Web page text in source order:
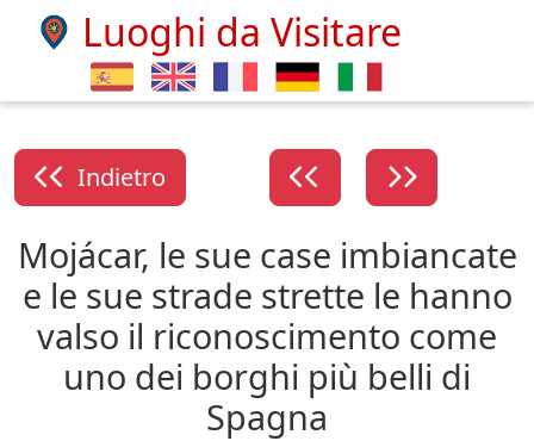
Luoghi da Visitare
Indietro
Mojácar, le sue case imbiancate
e le sue strade strette le hanno
valso il riconoscimento come
uno dei borghi più belli di
Spagna